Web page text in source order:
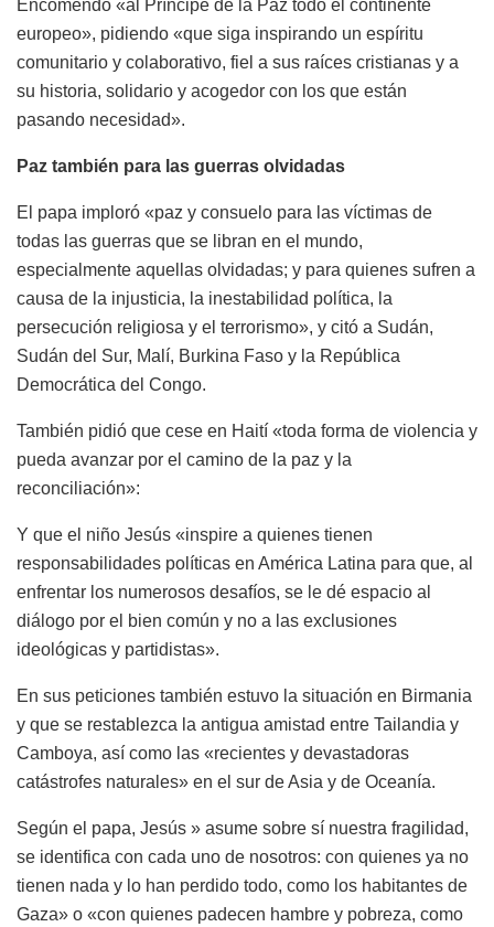
Encomendó «al Príncipe de la Paz todo el continente
europeo», pidiendo «que siga inspirando un espíritu
comunitario y colaborativo, fiel a sus raíces cristianas y a
su historia, solidario y acogedor con los que están
pasando necesidad».
Paz también para las guerras olvidadas
El papa imploró «paz y consuelo para las víctimas de
todas las guerras que se libran en el mundo,
especialmente aquellas olvidadas; y para quienes sufren a
causa de la injusticia, la inestabilidad política, la
persecución religiosa y el terrorismo», y citó a Sudán,
Sudán del Sur, Malí, Burkina Faso y la República
Democrática del Congo.
También pidió que cese en Haití «toda forma de violencia y
pueda avanzar por el camino de la paz y la
reconciliación»:
Y que el niño Jesús «inspire a quienes tienen
responsabilidades políticas en América Latina para que, al
enfrentar los numerosos desafíos, se le dé espacio al
diálogo por el bien común y no a las exclusiones
ideológicas y partidistas».
En sus peticiones también estuvo la situación en Birmania
y que se restablezca la antigua amistad entre Tailandia y
Camboya, así como las «recientes y devastadoras
catástrofes naturales» en el sur de Asia y de Oceanía.
Según el papa, Jesús » asume sobre sí nuestra fragilidad,
se identifica con cada uno de nosotros: con quienes ya no
tienen nada y lo han perdido todo, como los habitantes de
Gaza» o «con quienes padecen hambre y pobreza, como